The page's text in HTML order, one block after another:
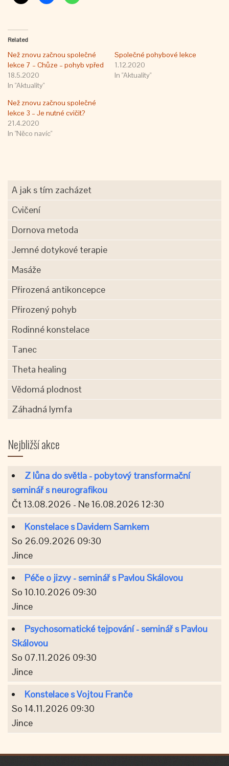
Related
Než znovu začnou společné
lekce 7 – Chůze – pohyb vpřed
18.5.2020
In "Aktuality"
Společné pohybové lekce
1.12.2020
In "Aktuality"
Než znovu začnou společné
lekce 3 – Je nutné cvičit?
21.4.2020
In "Něco navíc"
A jak s tím zacházet
Cvičení
Dornova metoda
Jemné dotykové terapie
Masáže
Přirozená antikoncepce
Přirozený pohyb
Rodinné konstelace
Tanec
Theta healing
Vědomá plodnost
Záhadná lymfa
Nejbližší akce
Z lůna do světla - pobytový transformační
seminář s neurografikou
Čt 13.08.2026 - Ne 16.08.2026 12:30
Konstelace s Davidem Samkem
So 26.09.2026 09:30
Jince
Péče o jizvy - seminář s Pavlou Skálovou
So 10.10.2026 09:30
Jince
Psychosomatické tejpování - seminář s Pavlou
Skálovou
So 07.11.2026 09:30
Jince
Konstelace s Vojtou Franče
So 14.11.2026 09:30
Jince